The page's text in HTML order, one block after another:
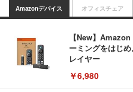
Amazonデバイス
【New】
ーミングをはじ
レイヤー
￥6,980
オフィスチェア